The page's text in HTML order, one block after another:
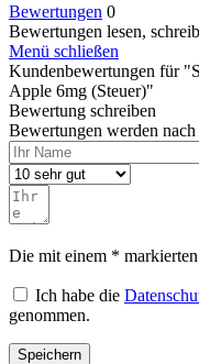
Bewertungen 0
Bewertungen lesen,
Menü schließen
Kundenbewertungen für
Apple 6mg (Steuer)"
Bewertung schreiben
Bewertungen werden
Die mit einem *
Ich habe die
genommen.
Speichern